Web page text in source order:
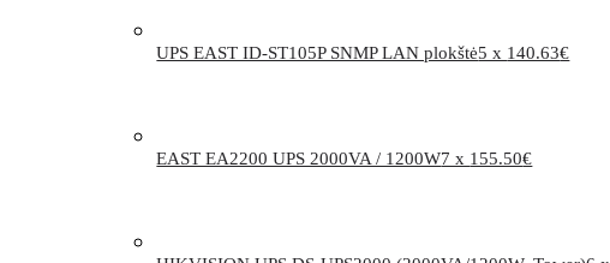
UPS EAST ID-ST105P SNMP LAN plokštė5 x 140.63€
EAST EA2200 UPS 2000VA / 1200W7 x 155.50€